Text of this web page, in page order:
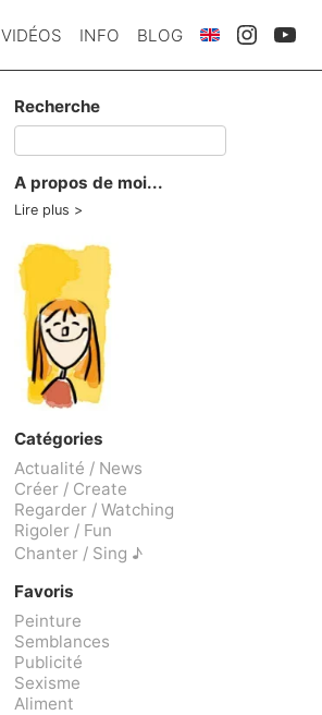
VIDÉOS INFO BLOG
Recherche
A propos de moi...
Lire plus
Catégories
Actualité / News
Créer / Create
Regarder / Watching
Rigoler / Fun
Chanter / Sing ♪
Favoris
Peinture
Semblances
Publicité
Sexisme
Aliment